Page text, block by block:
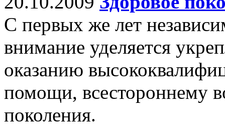
С первых же лет
внимание уделяется
оказанию
помощи, всестороннему
поколения.